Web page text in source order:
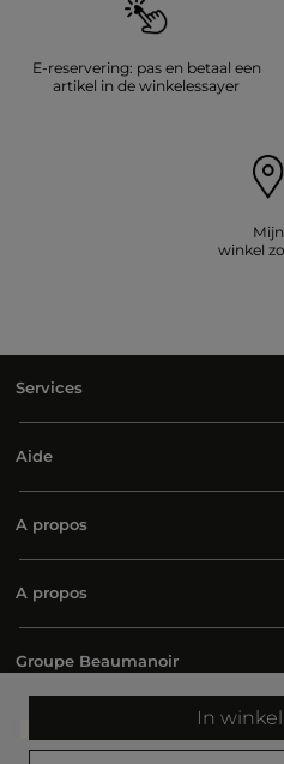
In
E-reservering: pas en betaal een
artikel in de winkelessayer
Mijn
winkel
Services
Aide
A propos
A propos
Groupe Beaumanoir
Belgium | Nederlands